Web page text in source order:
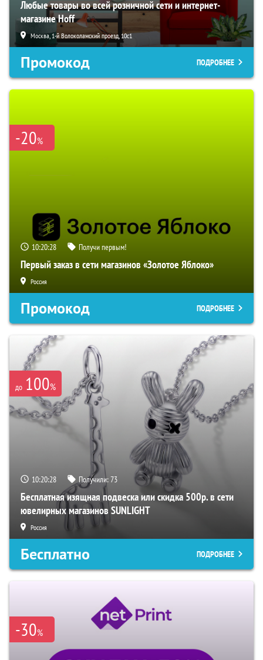
Любые товары во всей розничной сети и интернет-
магазине Hoff
Москва, 1-й Волоколамский проезд, 10с1
Промокод ПОДРОБНЕЕ
-20%
10:20:27 Получи первым!
Первый заказ в сети магазинов «Золотое Яблоко»
Россия
Промокод ПОДРОБНЕЕ
до 100%
10:20:27 Получили:73
Бесплатная изящная подвеска или скидка 500р. в сети
ювелирных магазинов SUNLIGHT
Россия
Бесплатно ПОДРОБНЕЕ
-30%